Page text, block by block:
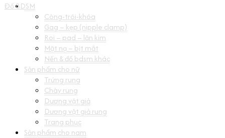
Đồ BDSM
Còng-trói-khóa
Gag – kẹp (nipple clamp)
Roi – pad – lăn kim
Mặt nạ – bịt mắt
Nến & đồ bdsm khác
Sản phẩm cho nữ
Trứng rung
Chày rung
Dương vật giả
Dương vật giả rung
Trang phục
Sản phẩm cho nam